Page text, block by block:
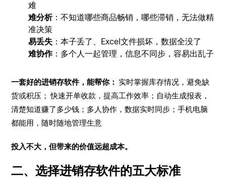
难
难分析：不知道哪些商品畅销，哪些滞销，无法做精
准决策
易丢失 ：本子丢了、Excel文件损坏，数据全没了
难协作：多个人一起管理，信息不同步，容易出乱子
一套好的进销存软件，能帮你： 实时掌握库存情况，避免缺
货或积压； 快速开单收款，提高工作效率；自动生成报表，
清楚知道赚了多少钱；多人协作，数据实时同步；手机电脑
都能用，随时随地管理生意
投入不大，但带来的价值远超成本。
二、选择进销存软件的五大标准